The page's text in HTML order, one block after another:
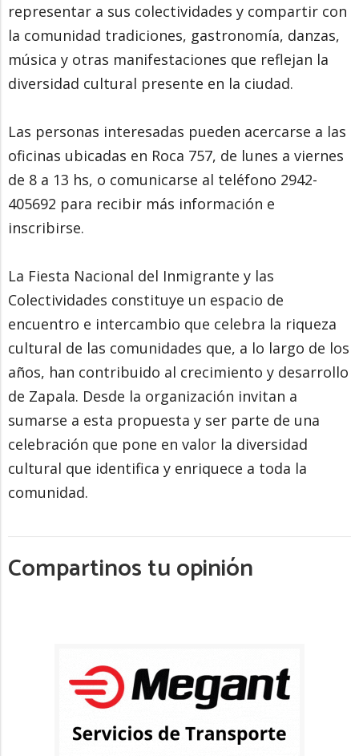
representar a sus colectividades y compartir con
la comunidad tradiciones, gastronomía, danzas,
música y otras manifestaciones que reflejan la
diversidad cultural presente en la ciudad.
Las personas interesadas pueden acercarse a las
oficinas ubicadas en Roca 757, de lunes a viernes
de 8 a 13 hs, o comunicarse al teléfono 2942-
405692 para recibir más información e
inscribirse.
La Fiesta Nacional del Inmigrante y las
Colectividades constituye un espacio de
encuentro e intercambio que celebra la riqueza
cultural de las comunidades que, a lo largo de los
años, han contribuido al crecimiento y desarrollo
de Zapala. Desde la organización invitan a
sumarse a esta propuesta y ser parte de una
celebración que pone en valor la diversidad
cultural que identifica y enriquece a toda la
comunidad.
Compartinos tu opinión